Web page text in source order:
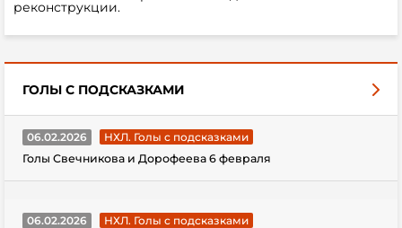
реконструкции.
ГОЛЫ С ПОДСКАЗКАМИ
06.02.2026
НХЛ. Голы с подсказками
Голы Свечникова и Дорофеева 6 февраля
06.02.2026
НХЛ. Голы с подсказками